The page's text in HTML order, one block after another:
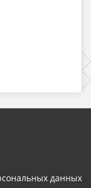
данных